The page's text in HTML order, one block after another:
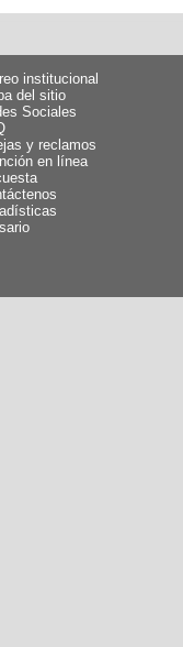
institucional
del sitio
Sociales
y reclamos
en línea